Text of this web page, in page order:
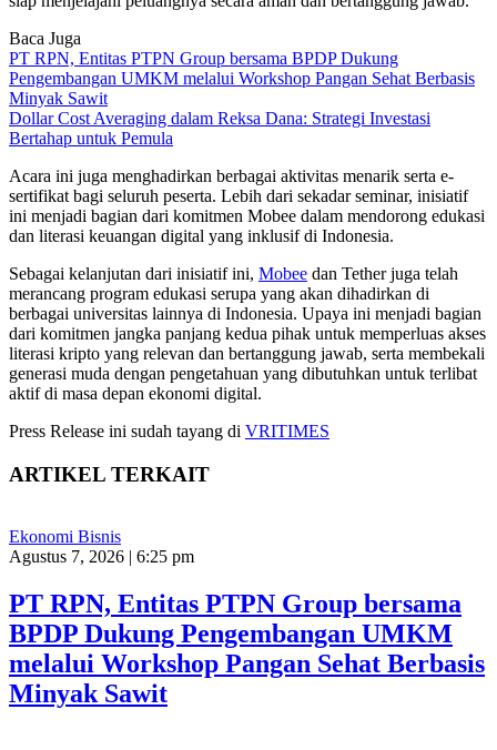
Baca Juga
PT RPN, Entitas PTPN Group bersama BPDP Dukung
Pengembangan UMKM melalui Workshop Pangan Sehat Berbasis
Minyak Sawit
Dollar Cost Averaging dalam Reksa Dana: Strategi Investasi
Bertahap untuk Pemula
Acara ini juga menghadirkan berbagai aktivitas menarik serta e-
sertifikat bagi seluruh peserta. Lebih dari sekadar seminar, inisiatif
ini menjadi bagian dari komitmen Mobee dalam mendorong edukasi
dan literasi keuangan digital yang inklusif di Indonesia.
Sebagai kelanjutan dari inisiatif ini, Mobee dan Tether juga telah
merancang program edukasi serupa yang akan dihadirkan di
berbagai universitas lainnya di Indonesia. Upaya ini menjadi bagian
dari komitmen jangka panjang kedua pihak untuk memperluas akses
literasi kripto yang relevan dan bertanggung jawab, serta membekali
generasi muda dengan pengetahuan yang dibutuhkan untuk terlibat
aktif di masa depan ekonomi digital.
Press Release ini sudah tayang di VRITIMES
ARTIKEL TERKAIT
Ekonomi Bisnis
Agustus 7, 2026 | 6:25 pm
PT RPN, Entitas PTPN Group bersama
BPDP Dukung Pengembangan UMKM
melalui Workshop Pangan Sehat Berbasis
Minyak Sawit